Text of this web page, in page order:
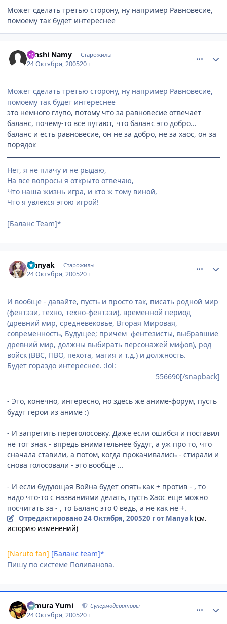
Может сделать третью сторону, ну например Равновесие,
помоему так будет интереснее
Tenshi Namy Старожилы
24 Октября, 200520 г
Может сделать третью сторону, ну например Равновесие,
помоему так будет интереснее
это немного глупо, потому что за равновесие отвечает
баланс, почему-то все путают, что баланс это добро...
баланс и есть равновесие, он не за добро, не за хаос, он за
порядок
Нет, я не плачу и не рыдаю,
На все вопросы я открыто отвечаю,
Что наша жизнь игра, и кто ж тому виной,
Что я увлекся этою игрой!
[Баланс Team]*
Manyak Старожилы
24 Октября, 200520 г
И вообще - давайте, пусть и просто так, писать родной мир
(фентэзи, техно, техно-фентэзи), временной период
(древний мир, средневековье, Вторая Мировая,
современность, Будущее; причем фентезисты, выбравшие
древний мир, должны выбирать персонажей мифов), род
войск (ВВС, ПВО, пехота, магия и т.д.) и должность.
Будет гораздо интереснее. :lol:
556690[/snapback]
- Это, конечно, интересно, но здесь же аниме-форум, пусть
будут герои из аниме :)
- И запретить переголосовку. Даже если ошибся и поставил
не тот знак - впредь внимательнее будут, а уж про то, что
сначала ставили, а потом, когда прокачивались - стирали и
снова голосовали - это вообще ...
- И если будующая Война будет опять как + против - , то
надо что-то с названиями делать, пусть Хаос еще можно
посчитать за - , то Баланс это 0 ведь, а не как не +.
Отредактировано24 Октября, 200520 гот Manyak(см.
историю изменений)
[Naruto fan] [Баланс team]*
Пишу по системе Поливанова.
Himura Yumi Супермодераторы
24 Октября, 200520 г